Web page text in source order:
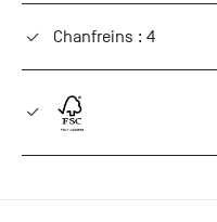
Chanfreins : 4